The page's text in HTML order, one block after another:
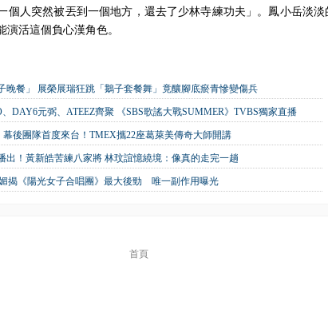
個人突然被丟到一個地方，還去了少林寺練功夫」。鳳小岳淡
活這個負心漢角色。
晚餐」 展榮展瑞狂跳「鵝子套餐舞」竟釀腳底瘀青慘變傷兵
DAY6元弼、ATEEZ齊聚 《SBS歌謠大戰SUMMER》TVBS獨家直播
幕後團隊首度來台！TMEX攜22座葛萊美傳奇大師開講
出！黃新皓苦練八家將 林玟誼憶繞境：像真的走完一趟
媚揭《陽光女子合唱團》最大後勁 唯一副作用曝光
首頁